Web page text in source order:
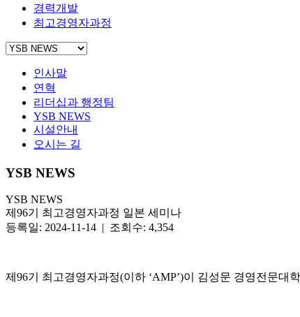
경력개발
최고경영자과정
인사말
연혁
리더십과 행정팀
YSB NEWS
시설안내
오시는 길
YSB NEWS
YSB NEWS
제96기 최고경영자과정 일본 세미나
등록일: 2024-11-14 | 조회수: 4,354
제96기 최고경영자과정(이하 ‘AMP’)이 김성문 경영전문대